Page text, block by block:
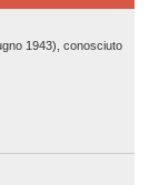
1943), conosciuto